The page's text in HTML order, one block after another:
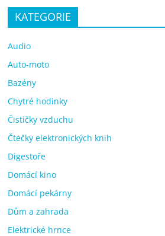
KATEGORIE
Audio
Auto-moto
Bazény
Chytré hodinky
Čističky vzduchu
Čtečky elektronických knih
Digestoře
Domácí kino
Domácí pekárny
Dům a zahrada
Elektrické hrnce